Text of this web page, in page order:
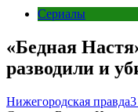
Сериалы
«Бедная
разводили и
Нижегородская правда